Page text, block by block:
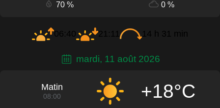
70 %
0 %
06:40 21:11 14 h 31 min
mardi, 11 août 2026
Matin
08:00 +18°C